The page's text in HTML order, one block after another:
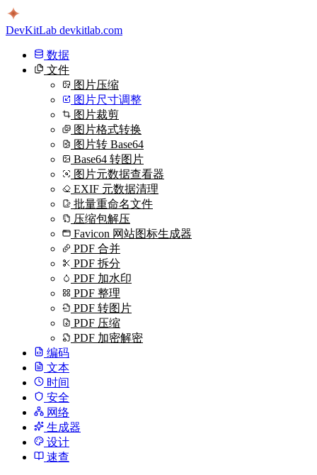
DevKitLab devkitlab.com
数据
文件
图片压缩
图片尺寸调整
图片裁剪
图片格式转换
图片转 Base64
Base64 转图片
图片元数据查看器
EXIF 元数据清理
批量重命名文件
压缩包解压
Favicon 网站图标生成器
PDF 合并
PDF 拆分
PDF 加水印
PDF 整理
PDF 转图片
PDF 压缩
PDF 加密解密
编码
文本
时间
安全
网络
生成器
设计
速查